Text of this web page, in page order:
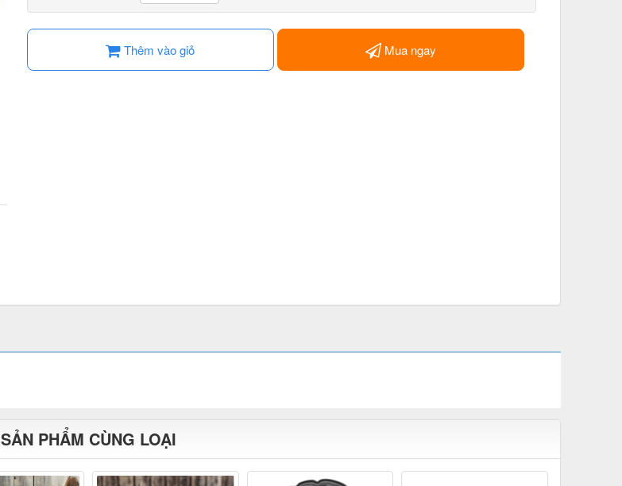
Thêm vào giỏ Mua ngay
SẢN PHẨM CÙNG LOẠI